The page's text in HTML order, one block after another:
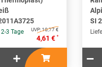
2-3 Tage UVP:10,77 €
4,61 € *
SI